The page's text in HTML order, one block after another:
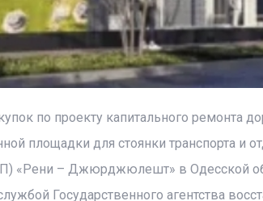
по проекту капитального ремонта
площадки для стоянки транспорта и
«Рени – Джюрджюлешт» в Одесской
Государственного агентства